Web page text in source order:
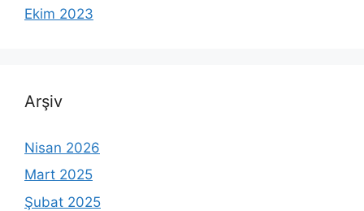
Ekim 2023
Arşiv
Nisan 2026
Mart 2025
Şubat 2025